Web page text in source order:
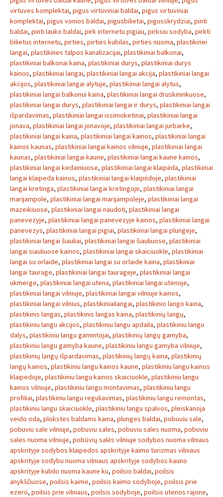
virtuves komplektai, pigus virtuviniai baldai, pigus virtuviniai
komplektai, pigus vonios baldai, pigusbilietai, pigusskrydziai, pinti
baldai, pinti lauko baldai, pirk internetu pigiau, pirksiu sodyba, pirkti
bilietus internetu, pirties, pirties kubilas, pirties nuoma, plastikinei
langai, plastikines talpos kanalizacijai, plastikiniai balkonai,
plastikiniai balkonai kaina, plastikiniai durys, plastikiniai durys
kainos, plastikiniai langai, plastikiniai langai akcija, plastikiniai langai
akcijos, plastikiniai langai alytuje, plastikiniai langai alytus,
plastikiniai langai balkonui kaina, plastikiniai langai druskininkuose,
plastikiniai langai durys, plastikiniai langai ir durys, plastikiniai langai
išpardavimas, plastikiniai langai issimoketinai, plastikiniai langai
jonava, plastikiniai langai jonavoje, plastikiniai langai jurbarke,
plastikiniai langai kaina, plastikiniai langai kainos, plastikiniai langai
kainos kaunas, plastikiniai langai kainos vilniuje, plastikiniai langai
kaunas, plastikiniai langai kaune, plastikiniai langai kaune kainos,
plastikiniai langai kedainiuose, plastikiniai langai klaipėda, plastikiniai
langai klaipeda kainos, plastikiniai langai klaipėdoje, plastikiniai
langai kretinga, plastikiniai langai kretingoje, plastikiniai langai
marijampole, plastikiniai langai marijampoleje, plastikiniai langai
mazeikiuose, plastikiniai langai naudoti, plastikiniai langai
panevezyje, plastikiniai langai panevezyje kainos, plastikiniai langai
panevezys, plastikiniai langai pigiai, plastikiniai langai plungeje,
plastikiniai langai šiauliai, plastikiniai langai šiauliuose, plastikiniai
langai siauliuose kainos, plastikiniai langai skaiciuokle, plastikiniai
langai su orlaide, plastikiniai langai su orlaide kaina, plastikiniai
langai taurage, plastikiniai langai taurageje, plastikiniai langai
ukmerge, plastikiniai langai utena, plastikiniai langai utenoje,
plastikiniai langai vilniuje, plastikiniai langai vilniuje kainos,
plastikiniai langai vilnius, plastikiniailangai, plastikinio lango kaina,
plastikinis langas, plastikinis langas kaina, plastikinių langų,
plastikiniu langu akcijos, plastikiniu langu apdaila, plastikiniu langu
dalys, plastikiniu langu gamintojai, plastikinių langų gamyba,
plastikiniu langu gamyba kaune, plastikiniu langu gamyba vilniuje,
plastikinių langų išpardavimas, plastikinių langų kaina, plastikinių
langų kainos, plastikiniu langu kainos kaune, plastikiniu langu kainos
klaipedoje, plastikiniu langu kainos skaiciuokle, plastikiniu langu
kainos vilniuje, plastikiniu langu montavimas, plastikiniu langu
profiliai, plastikiniu langu reguliavimas, plastikiniu langu remontas,
plastikiniu langu skaiciuokle, plastikiniu langu spalvos, pleiskanoja
veido oda, plokstes baldams kaina, plunges baldai, pobuviu sale,
pobuviu sale vilniuje, pobuviu sales, pobuviu sales nuoma, pobuviu
sales nuoma vilniuje, pobūvių salės vilniuje sodybos nuoma vilniaus
apskrityje sodybos klaipedos apskrityje kaimo turizmas vilniaus
apskrityje sodybu nuoma vilniaus apskrityje sodybos kauno
apskrityje kubilo nuoma kaune ku, poilsio baldai, poilsis
anykščiuose, poilsis kaime, poilsis kaimo sodyboje, poilsis prie
ezero, poilsis prie vilniaus, poilsis sodyboje, poilsis utenos rajone,